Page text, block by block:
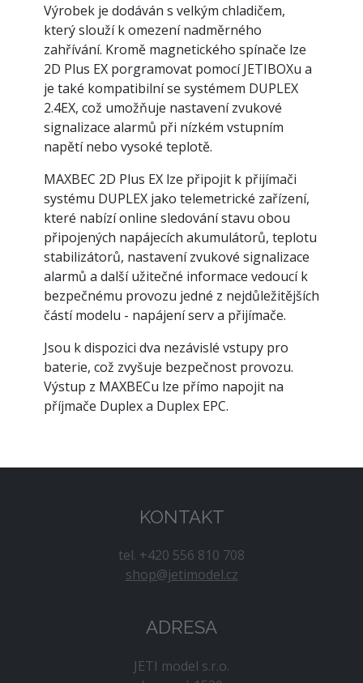
Výrobek je dodáván s velkým chladičem,
který slouží k omezení nadměrného
zahřívání. Kromě magnetického spínače lze
2D Plus EX porgramovat pomocí JETIBOXu a
je také kompatibilní se systémem DUPLEX
2.4EX, což umožňuje nastavení zvukové
signalizace alarmů při nízkém vstupním
napětí nebo vysoké teplotě.
MAXBEC 2D Plus EX lze připojit k přijímači
systému DUPLEX jako telemetrické zařízení,
které nabízí online sledování stavu obou
připojených napájecích akumulátorů, teplotu
stabilizátorů, nastavení zvukové signalizace
alarmů a další užitečné informace vedoucí k
bezpečnému provozu jedné z nejdůležitějších
částí modelu - napájení serv a přijímače.
Jsou k dispozici dva nezávislé vstupy pro
baterie, což zvyšuje bezpečnost provozu.
Výstup z MAXBECu lze přímo napojit na
příjmače Duplex a Duplex EPC.
KONTAKT
tel. +420 556 810 708
shop@jetimodel.cz
ADRESA
JETI model s.r.o.